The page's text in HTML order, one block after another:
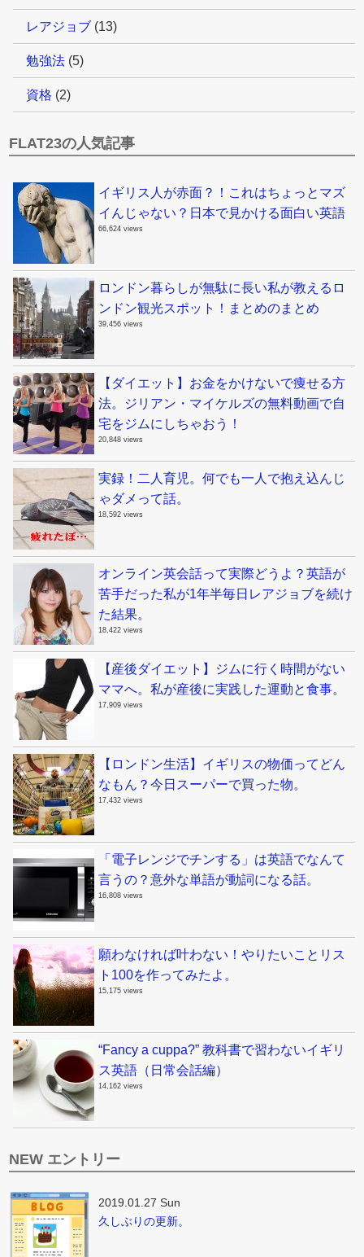
レアジョブ (13)
勉強法 (5)
資格 (2)
FLAT23の人気記事
イギリス人が赤面？！これはちょっとマズ
イんじゃない？日本で見かける面白い英語
66,624 views
ロンドン暮らしが無駄に長い私が教えるロ
ンドン観光スポット！まとめのまとめ
39,456 views
【ダイエット】お金をかけないで痩せる方
法。ジリアン・マイケルズの無料動画で自
宅をジムにしちゃおう！
20,848 views
実録！二人育児。何でも一人で抱え込んじ
ゃダメって話。
18,592 views
オンライン英会話って実際どうよ？英語が
苦手だった私が1年半毎日レアジョブを続け
た結果。
18,422 views
【産後ダイエット】ジムに行く時間がない
ママへ。私が産後に実践した運動と食事。
17,909 views
【ロンドン生活】イギリスの物価ってどん
なもん？今日スーパーで買った物。
17,432 views
「電子レンジでチンする」は英語でなんて
言うの？意外な単語が動詞になる話。
16,808 views
願わなければ叶わない！やりたいことリス
ト100を作ってみたよ。
15,175 views
“Fancy a cuppa?” 教科書で習わないイギリ
ス英語（日常会話編）
14,162 views
NEW エントリー
2019.01.27 Sun
久しぶりの更新。